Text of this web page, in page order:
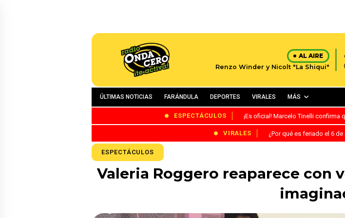
AL AIRE
Renzo Winder y Nicolt "La Shiqui"
ÚLTIMAS NOTICIAS FARÁNDULA DEPORTES VIRALES MÁS
ESPECTÁCULOS ¡Es oficial! Marcelo Tinelli confirma
VIRALES ¿Por qué es feriado el 6
ESPECTÁCULOS
Valeria Roggero reaparece con